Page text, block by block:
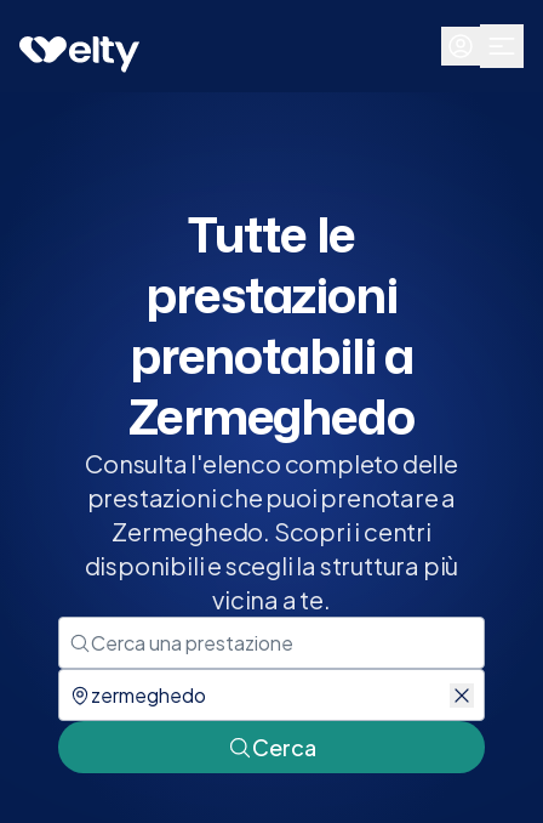
Prenota visita
Tutte le
prestazioni
prenotabili a
Zermeghedo
Consulta l'elenco completo delle
prestazioni che puoi prenotare a
Zermeghedo. Scopri i centri
disponibili e scegli la struttura più
vicina a te.
Cerca